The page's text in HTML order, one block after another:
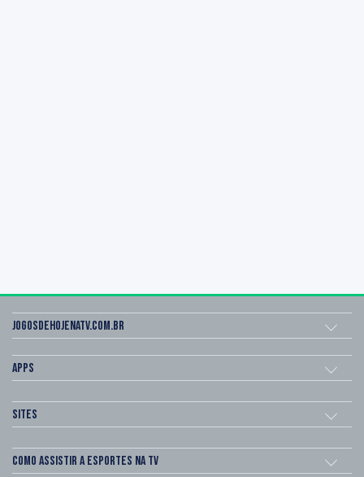
Jogosdehojenatv.com.br
Apps
Sites
Como assistir a esportes na TV